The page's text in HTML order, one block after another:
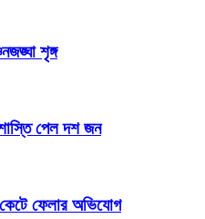
শৃঙ্গ
পেল দশ জন
কেটে ফেলার অভিযোগ